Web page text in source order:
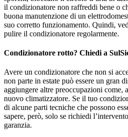
il condizionatore non raffreddi bene o
buona manutenzione di un
suo corretto funzionamento. Quindi,
pulire il condizionatore regolarmente.
Condizionatore rotto? Chiedi a
Avere un condizionatore che non si
non parte in estate può essere un gran
aggiungere altre preoccupazioni come,
nuovo climatizzatore. Se il tuo
di alcune parti tecniche che possono
sapere, però, solo se richiedi
garanzia.